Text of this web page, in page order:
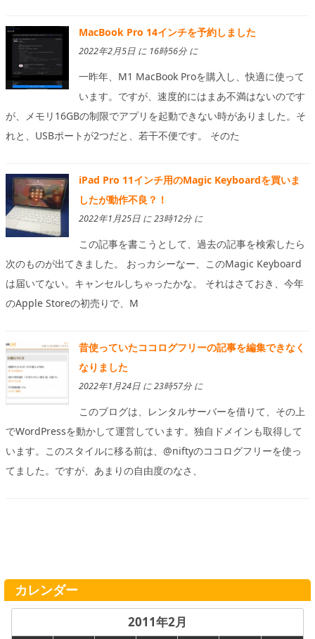
MacBook Pro 14インチを予約しました
2022年2月5日 に 16時56分 に
一昨年、M1 MacBook Proを購入し、快適に使って
います。ですが、速度的にはまあ不満はないのです
が、メモリ16GBの制限でアプリを起動できない時がありました。そ
れと、USBポートが2つだと、若干不便です。 そのた
iPad Pro 11インチ用のMagic Keyboardを買いま
したが動作不良？！
2022年1月25日 に 23時12分 に
この記事を書こうとして、過去の記事を検索したら
次のものが出てきました。 おっカシーなー、このMagic Keyboard
は届いてない。キャンセルしちゃったかな。 それはさておき、今年
のApple Storeの初売りで、M
昔使っていたココログフリーの記事を編集できなく
なりました
2022年1月24日 に 23時57分 に
このブログは、レンタルサーバーを借りて、その上
でWordPressを動かして運営しています。独自ドメインも取得して
います。このスタイルに移る前は、@niftyのココログフリーを使っ
てました。ですが、あまりの自由度のなさ、
カレンダー
2011年2月